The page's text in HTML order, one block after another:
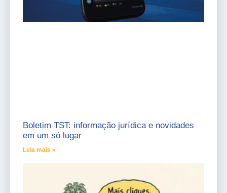
Boletim TST: informação jurídica e novidades
em um só lugar
Leia mais »